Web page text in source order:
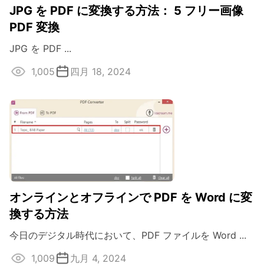
JPG を PDF に変換する方法： 5 フリー画像
PDF 変換
JPG を PDF ...
1,005
四月 18, 2024
オンラインとオフラインで PDF を Word に変
換する方法
今日のデジタル時代において、PDF ファイルを Word ...
1,009
九月 4, 2024